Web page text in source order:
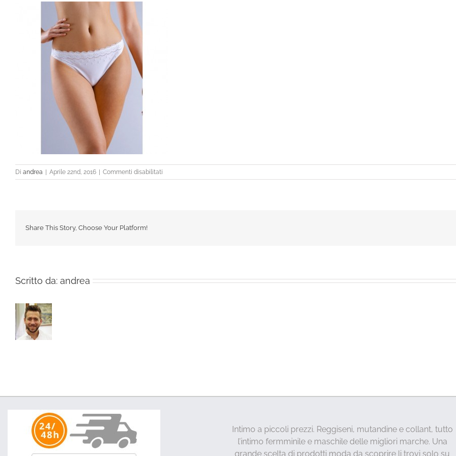
Di andrea | Aprile 22nd, 2016 | Commenti disabilitati
42671_1
Share This Story, Choose Your Platform!
Scritto da: andrea
Intimo a piccoli prezzi. Reggiseni, mutandine e collant, tutto
l’intimo fermminile e maschile delle migliori marche. Una
grande scelta di prodotti moda da scoprire li trovi solo su